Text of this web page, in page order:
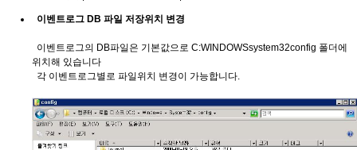
이벤트로그 DB 파일 저장위치 변경
이벤트로그의 DB파일은 기본값으로 C:WINDOWSsystem32config 폴더에
위치해 있습니다
각 이벤트로그별로 파일위치 변경이 가능합니다.